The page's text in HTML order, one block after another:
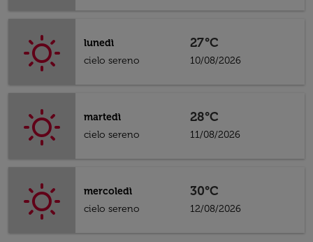
lunedì
cielo sereno
27°C
10/08/2026
martedì
cielo sereno
28°C
11/08/2026
mercoledì
cielo sereno
30°C
12/08/2026